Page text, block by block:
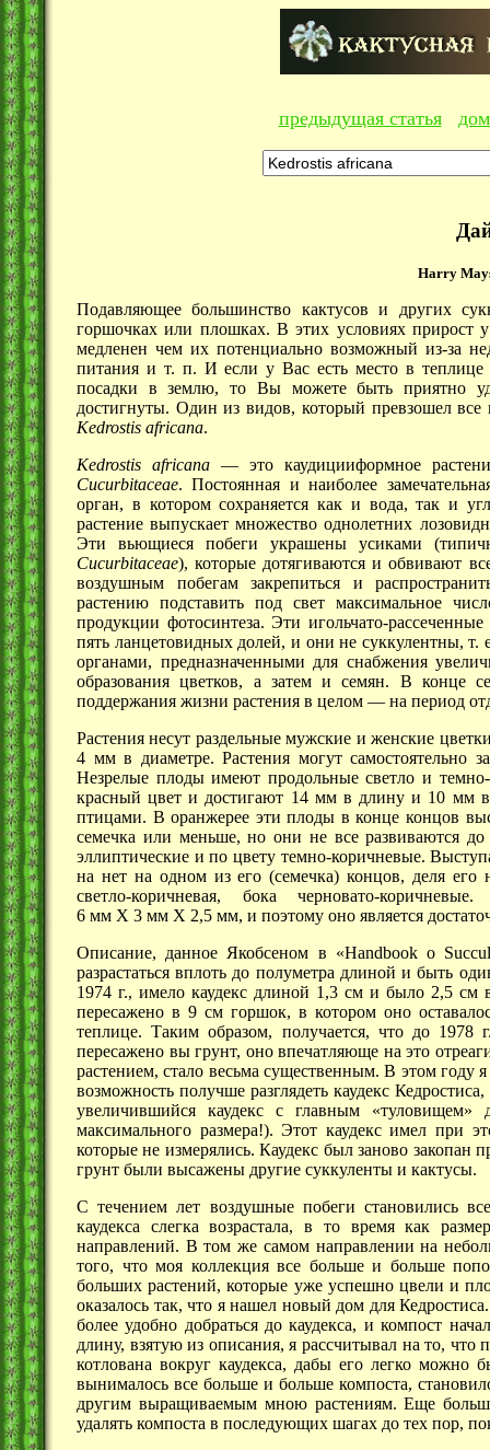
предыдущая статья
Harry
Подавляющее большинство кактусов и других
горшочках или плошках. В этих условиях прирост
медленен чем их потенциально возможный из-за
питания и т. п. И если у Вас есть место в теплице
посадки в землю, то Вы можете быть приятно
достигнуты. Один из видов, который превзошел
Kedrostis africana.
Kedrostis africana — это каудицииформное
Cucurbitaceae. Постоянная и наиболее
орган, в котором сохраняется как и вода, так и
растение выпускает множество однолетних
Эти вьющиеся побеги украшены усиками
Cucurbitaceae), которые дотягиваются и обвивают
воздушным побегам закрепиться и
растению подставить под свет максимальное
продукции фотосинтеза. Эти игольчато-
пять ланцетовидных долей, и они не суккулентны,т.
органами, предназначенными для снабжения
образования цветков, а затем и семян. В конце
поддержания жизни растения в целом — на период
Растения несут раздельные мужские и женские
4 ммв диаметре. Растения могут самостоятельно
Незрелые плоды имеют продольные светло и
красный цвет и достигают 14 ммв длину и 10 ммв
птицами. В оранжерее эти плоды в конце концов
семечка или меньше, но они не все развиваются
эллиптические и по цвету темно-коричневые.
на нет на одном из его (семечка) концов, деля
светло-коричневая, бока черновато-
6 мм Х 3 мм Х 2,5 мм, и поэтому оно является
Описание, данное Якобсеном в «Handbook o
разрастаться вплоть до полуметра длиной и быть
1974 г., имело каудекс длиной 1,3 сми было 2,5 см
пересажено в 9 см горшок, в котором оно
теплице. Таким образом, получается, что до 1978
пересажено вы грунт, оно впечатляюще на это
растением, стало весьма существенным. В этом году
возможность получше разглядеть каудекс
увеличившийся каудекс с главным
максимального размера!). Этот каудекс имел при
которые не измерялись. Каудекс был заново
грунт были высажены другие суккуленты и кактусы.
С течением лет воздушные побеги становились
каудекса слегка возрастала, в то время как
направлений. В том же самом направлении на
того, что моя коллекция все больше и больше
больших растений, которые уже успешно цвели и
оказалось так, что я нашел новый дом для
более удобно добраться до каудекса, и компост
длину, взятую из описания, я рассчитывал на то, что
котлована вокруг каудекса, дабы его легко
вынималось все больше и больше компоста,
другим выращиваемым мною растениям. Еще
удалять компоста в последующих шагах до тех пор,